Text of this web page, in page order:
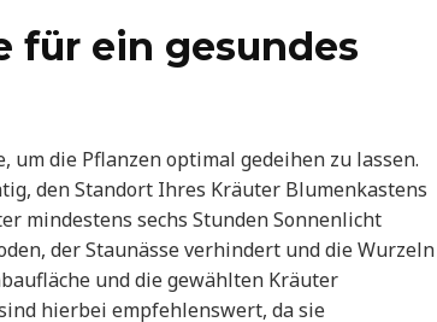
für ein gesundes
die Pflanzen optimal gedeihen zu lassen.
den Standort Ihres Kräuter Blumenkastens
mindestens sechs Stunden Sonnenlicht
der Staunässe verhindert und die Wurzeln
und die gewählten Kräuter
hierbei empfehlenswert, da sie